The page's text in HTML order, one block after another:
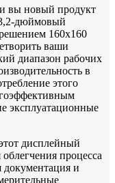
вы новый продукт
дюймовый
160x160
ваши
диапазон рабочих
в
этого
эксплуатационные
дисплейный
процесса
и